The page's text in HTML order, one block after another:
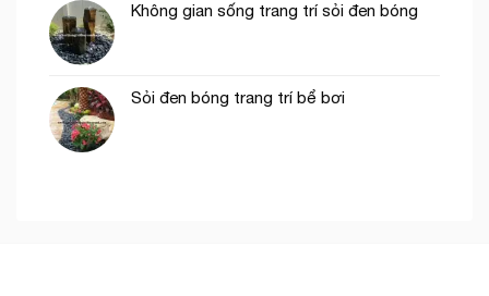
Không gian sống trang trí sỏi đen bóng
Sỏi đen bóng trang trí bể bơi